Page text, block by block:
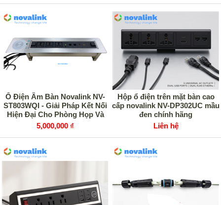
Ổ Điện Âm Bàn Novalink NV-
ST803WQI - Giải Pháp Kết Nối
Hiện Đại Cho Phòng Họp Và
Văn Phòng
5,000,000 ₫
Hộp ổ điện trên mặt bàn cao
cấp novalink NV-DP302UC mầu
đen chính hãng
Liên hệ